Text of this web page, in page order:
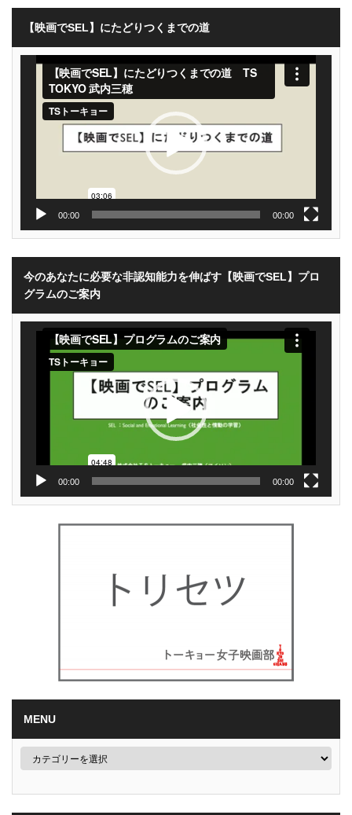
【映画でSEL】にたどりつくまでの道
00:00 00:00
今のあなたに必要な非認知能力を伸ばす【映画でSEL】プロ
グラムのご案内
00:00 00:00
MENU